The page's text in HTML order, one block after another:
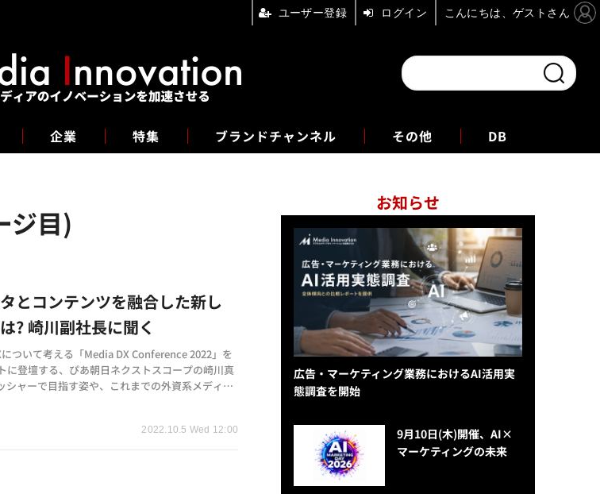
企業 特集 ブランドチャンネル
フォーエム その他 DB
ジ目)
2022.10.5 Wed 12:00
とコンテンツを融合した新し
? 崎川副社長に聞く
ついて考える「Media DX Conference 2022」を
に登壇する、ぴあ朝日ネクストスコープの崎川真
ャーで目指す姿や、これまでの外資系メディア
お知らせ
広告・マーケティング業務におけるAI活用実
態調査を開始
9月10日(木)開催、AI×
マーケティングの未来
ユーザー登録 ログイン こんにちは、ゲストさん